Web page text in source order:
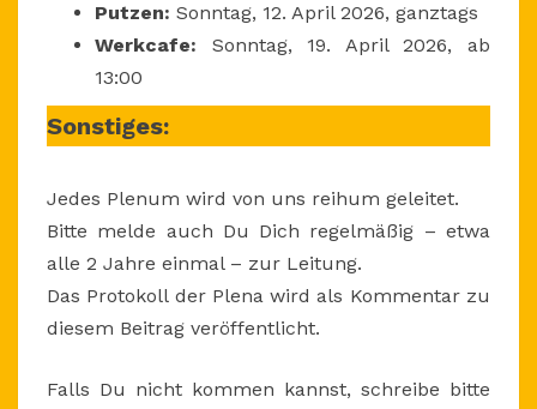
Putzen: Sonntag, 12. April 2026, ganztags
Werkcafe: Sonntag, 19. April 2026, ab
13:00
Sonstiges:
Jedes Plenum wird von uns reihum geleitet.
Bitte melde auch Du Dich regelmäßig – etwa
alle 2 Jahre einmal – zur Leitung.
Das Protokoll der Plena wird als Kommentar zu
diesem Beitrag veröffentlicht.
Falls Du nicht kommen kannst, schreibe bitte